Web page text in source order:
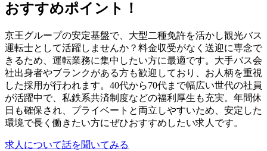
おすすめポイント！
京王グループの安定基盤で、大型二種免許を活かし観光バス
運転士として活躍しませんか？料金収受がなく送迎に専念で
きるため、運転業務に集中したい方に最適です。大手バス会
社出身者やブランクがある方も歓迎しており、お人柄を重視
した採用が行われます。40代から70代まで幅広い世代の社員
が活躍中で、私鉄系共済制度などの福利厚生も充実。年間休
日も確保され、プライベートと両立しやすいため、安定した
環境で長く働きたい方にぜひおすすめしたい求人です。
求人について話を聞いてみる